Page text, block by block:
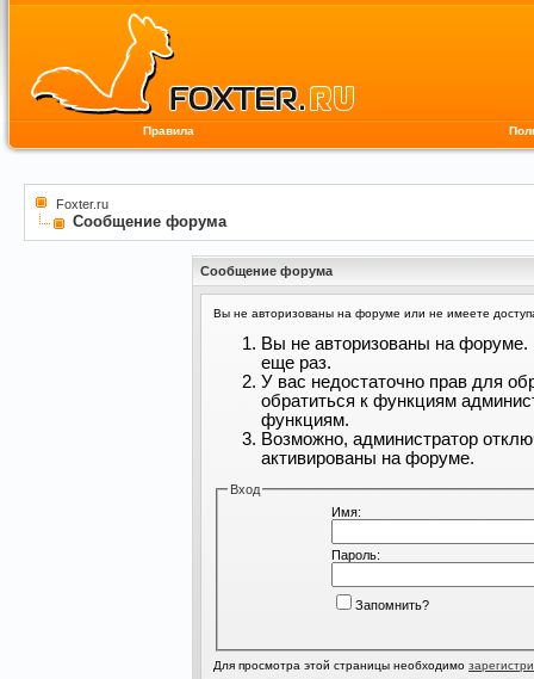
Правила
Foxter.ru
Сообщение форума
Сообщение форума
Вы не авторизованы на форуме или не имеете
Вы не авторизованы на форуме.
еще раз.
У вас недостаточно прав для
обратиться к функциям
функциям.
Возможно, администратор
активированы на форуме.
Вход
Имя:
Пароль:
Запомнить?
Для просмотра этой страницы необходимо